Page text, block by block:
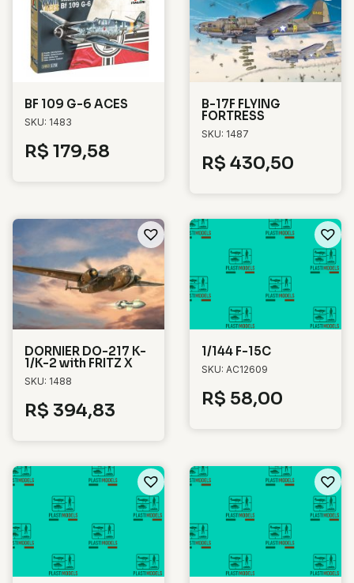
BF 109 G-6 ACES
SKU: 1483
R$ 179,58
B-17F FLYING
FORTRESS
SKU: 1487
R$ 430,50
DORNIER DO-217 K-
1/K-2 with FRITZ X
SKU: 1488
R$ 394,83
1/144 F-15C
SKU: AC12609
R$ 58,00